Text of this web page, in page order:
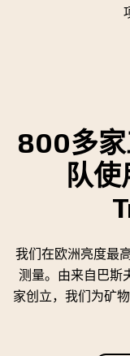
800多家
队
我们在欧洲亮度最
测量。由来自巴斯
家创立，我们为矿